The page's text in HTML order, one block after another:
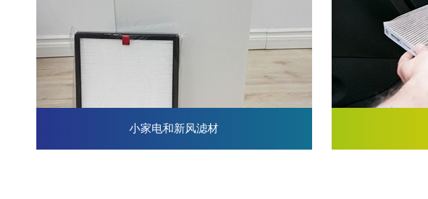
小家电和新风滤材